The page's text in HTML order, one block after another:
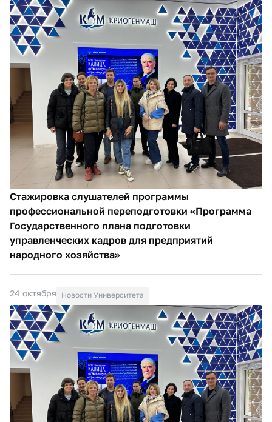
Стажировка слушателей программы
профессиональной переподготовки «Программа
Государственного плана подготовки
управленческих кадров для предприятий
народного хозяйства»
24 октября Новости Университета